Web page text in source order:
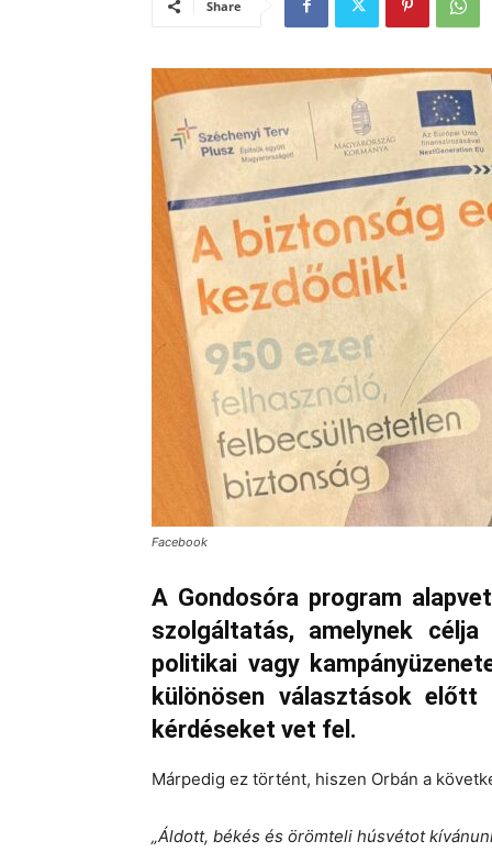
Share
Facebook
A Gondosóra program
szolgáltatás, amelynek
politikai vagy
különösen választások
kérdéseket vet fel.
Márpedig ez történt, hiszen Orbán a
„Áldott, békés és örömteli húsvétot